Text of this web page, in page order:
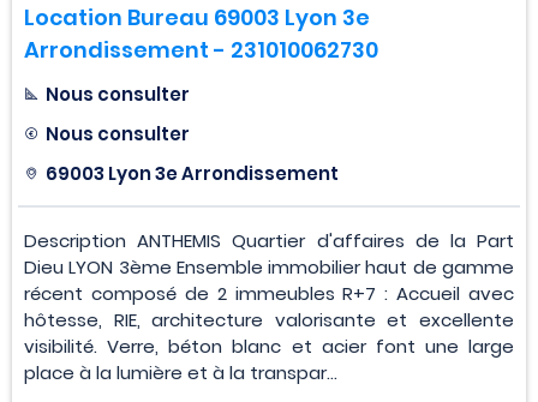
Location Bureau 69003 Lyon 3e
Arrondissement - 231010062730
Nous consulter
Nous consulter
69003 Lyon 3e Arrondissement
Description ANTHEMIS Quartier d'affaires de la Part
Dieu LYON 3ème Ensemble immobilier haut de gamme
récent composé de 2 immeubles R+7 : Accueil avec
hôtesse, RIE, architecture valorisante et excellente
visibilité. Verre, béton blanc et acier font une large
place à la lumière et à la transpar...